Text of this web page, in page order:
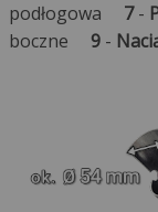
podłogowa 7-
boczne 9-